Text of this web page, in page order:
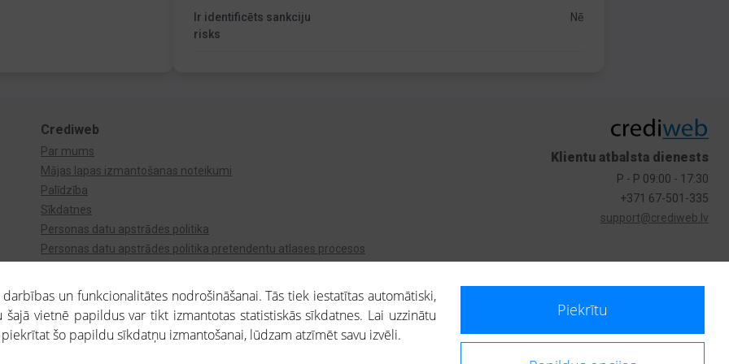
Ir identificēts sankciju
risks
Nē
Crediweb
Par mums
Mājas lapas izmantošanas noteikumi
Palīdzība
Sīkdatnes
Personas datu apstrādes politika
Personas datu apstrādes politika pretendentu atlases procesos
Klientu atbalsta dienests
P - P 09:00 - 17:30
+371 67-501-335
support@crediweb.lv
un funkcionalitātes nodrošināšanai. Tās tiek iestatītas automātiski,
vietnē papildus var tikt izmantotas statistiskās sīkdatnes. Lai uzzinātu
piekrītat šo papildu sīkdatņu izmantošanai, lūdzam atzīmēt savu izvēli.
Piekrītu